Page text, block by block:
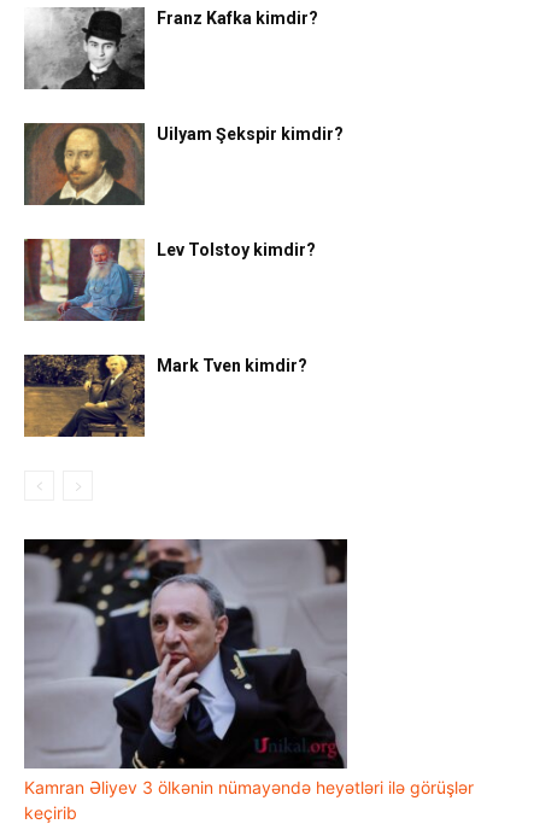
Franz Kafka kimdir?
Uilyam Şekspir kimdir?
Lev Tolstoy kimdir?
Mark Tven kimdir?
Kamran Əliyev 3 ölkənin nümayəndə heyətləri ilə görüşlər
keçirib